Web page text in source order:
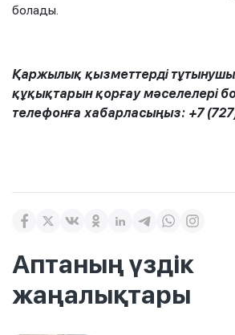
болады.
Қаржылық қызметтерді
құқықтарын қорғау мәселелері
телефонға хабарласыңыз: +7
Аптаның үздік
жаңалықтары